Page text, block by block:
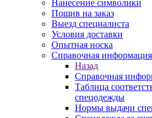
Нанесение символики
Пошив на заказ
Выезд специалиста
Условия доставки
Опытная носка
Справочная информация
Назад
Справочная
Таблица
спецодежды
Нормы выдачи